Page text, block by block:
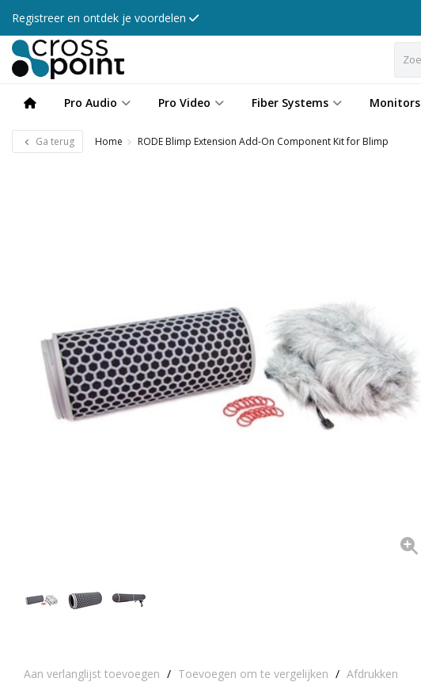
Registreer en ontdek je voordelen
Pro Audio Pro Video Fiber Systems Monitors
Ga terug Home RODE Blimp Extension Add-On Component Kit for Blimp
Aan verlanglijst toevoegen / Toevoegen om te vergelijken / Afdrukken